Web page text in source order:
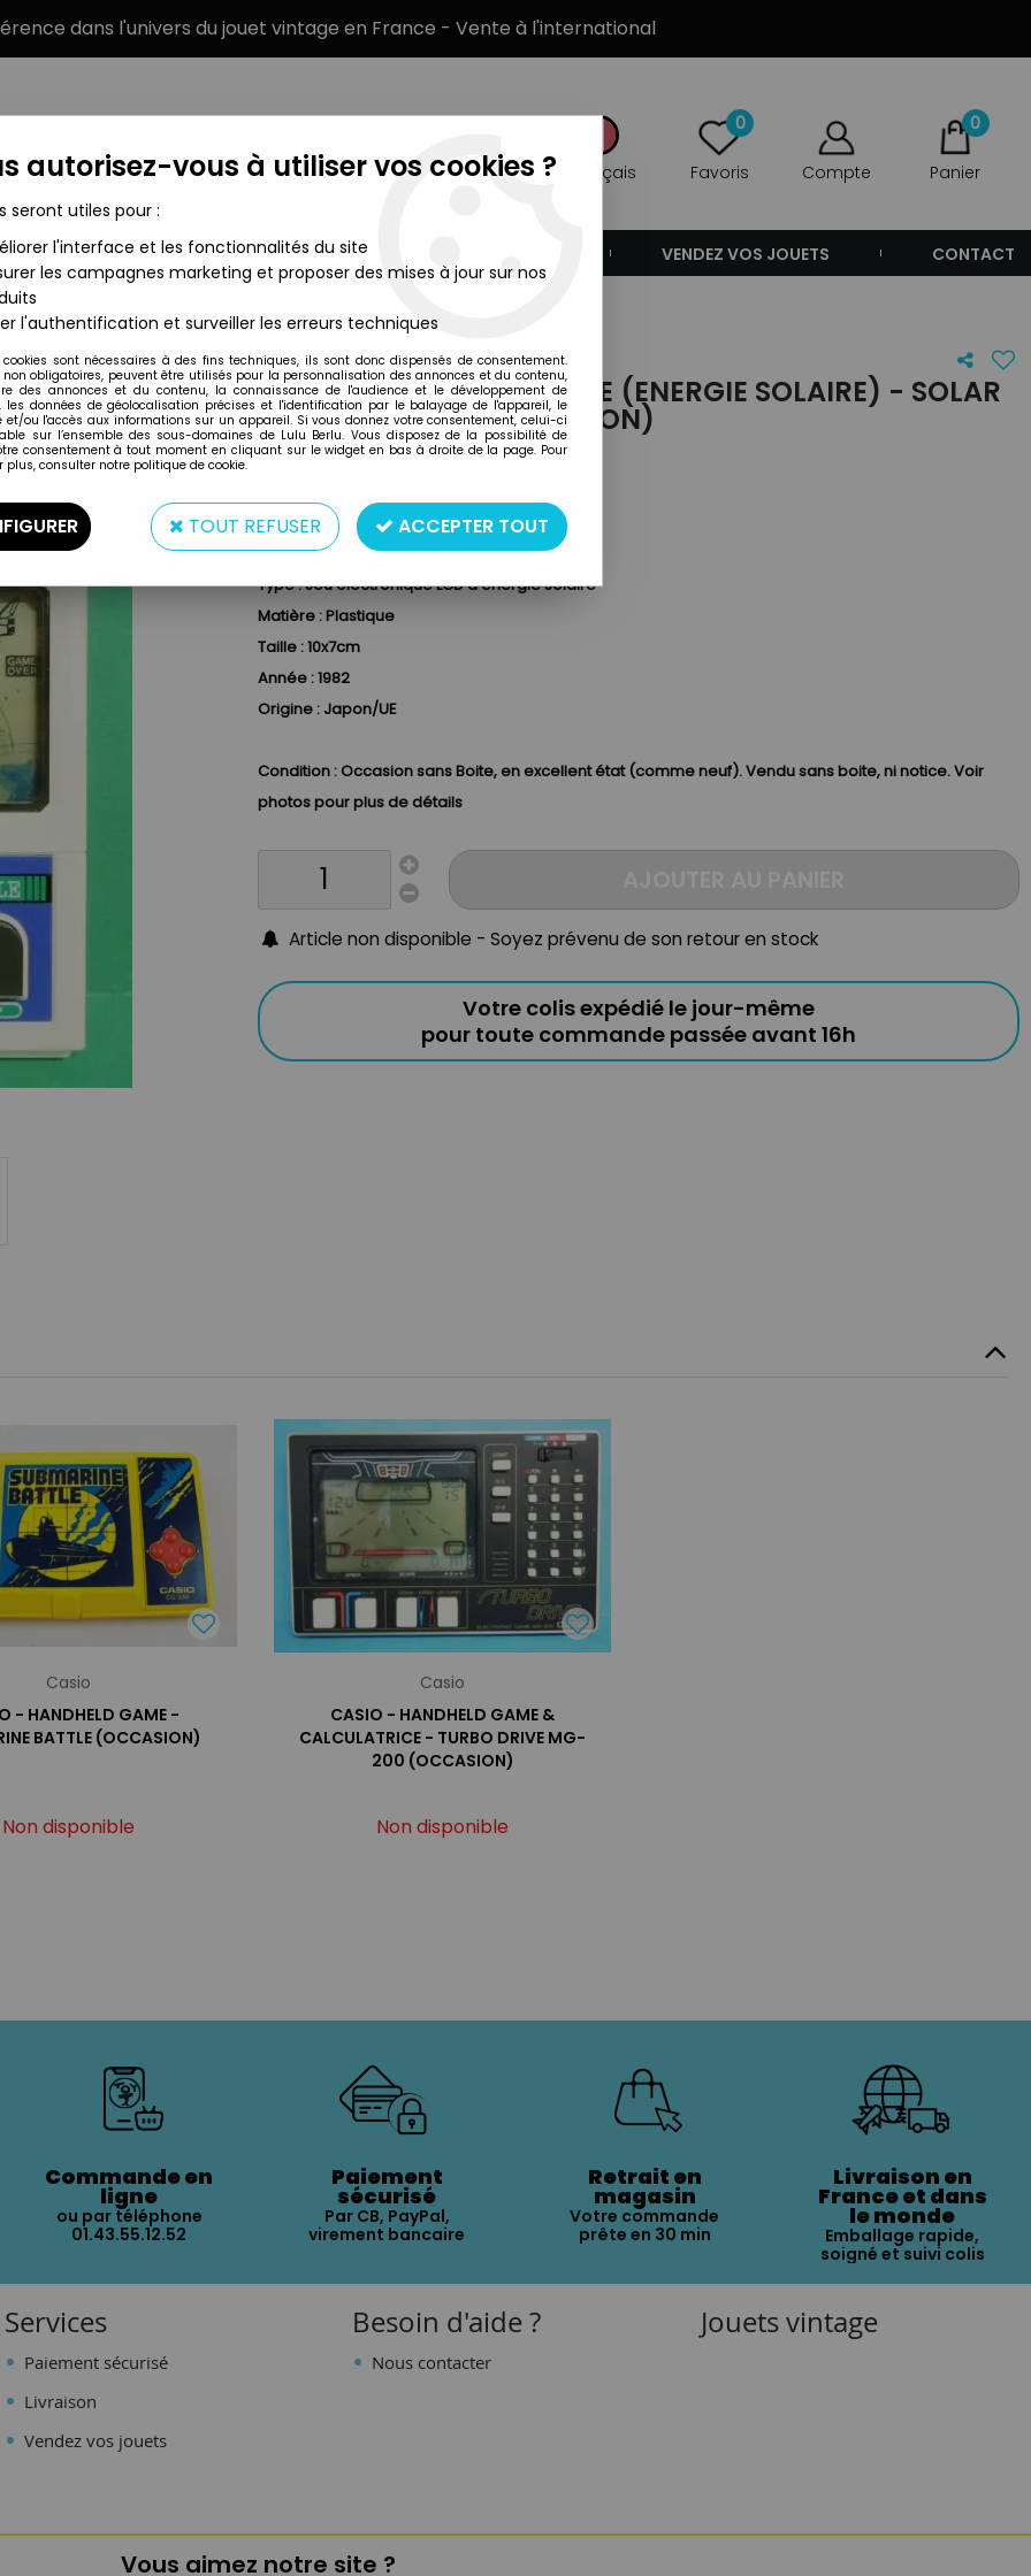
dans l'univers du jouet vintage en France - Vente à l'international
Français
0
Favoris Compte
0
Panier
MARQUES TYPE DE PRODUIT VENDEZ VOS JOUETS CONTACT
Game (Energie Solaire) - Solar Shuttle CG-10 (occasion)
Casio
CASIO - HANDHELD GAME (ENERGIE SOLAIRE) - SOLAR
SHUTTLE CG-10 (OCCASION)
CASIO Solar ShuttleCG -10
Type : Jeuélectronique LCDà énergie solaire
Matière : Plastique
Taille : 10x7cm
Année : 1982
Origine : Japon/UE
Condition : Occasion sans Boite, en excellent état (comme neuf).Vendu sans boite, ni notice. Voir
photos pour plus de détails
Article non disponible - Soyez prévenu de son retour en stock
Votre colis expédié le jour-même
pour toute commande passée avant 16h
Casio
- HANDHELD GAME -
BATTLE (OCCASION)
Non disponible
Casio
CASIO - HANDHELD GAME &
CALCULATRICE - TURBO DRIVE MG-
200 (OCCASION)
Non disponible
Commande en
ligne
ou par téléphone
01.43.55.12.52
Paiement
sécurisé
Par CB, PayPal,
virement bancaire
Retrait en
magasin
Votre commande
prête en 30 min
Livraison en
France et dans
le monde
Emballage rapide,
soigné et suivi colis
Services
Paiement sécurisé
Livraison
Vendez vos jouets
Besoin d'aide ?
Nous contacter
Jouets vintage
Vous aimez notre site ?
autorisez-vous à utiliser vos cookies ?
seront utiles pour :
l'interface et les fonctionnalités du site
les campagnes marketing et proposer des mises à jour sur nos
l'authentification et surveiller les erreurs techniques
cookies sont nécessaires à des fins techniques, ils sont donc dispensés de consentement.
non obligatoires, peuvent être utilisés pour la personnalisation des annonces et du contenu,
des annonces et du contenu, la connaissance de l'audience et le développement de
les données de géolocalisation précises et l'identification par le balayage de l'appareil, le
et/ou l'accès aux informations sur un appareil. Si vous donnez votre consentement, celui-ci
sur l’ensemble des sous-domaines de Lulu Berlu. Vous disposez de la possibilité de
consentement à tout moment en cliquant sur le widget en bas à droite de la page. Pour
plus, consulter notre politique de cookie.
TOUT REFUSER ACCEPTER TOUT